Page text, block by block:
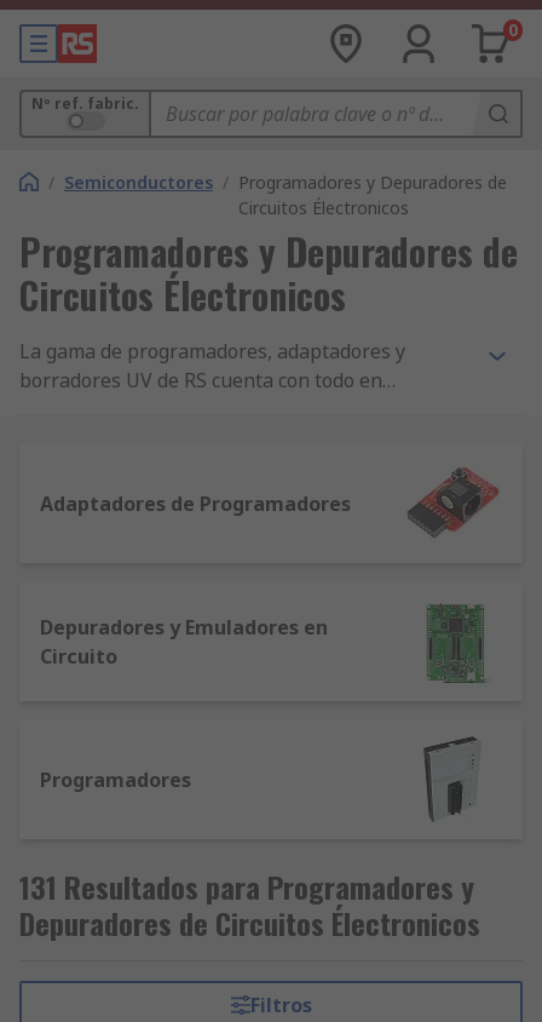
0
Nº ref. fabric.
/ Semiconductores / Programadores y Depuradores de
Circuitos Électronicos
Programadores y Depuradores de
Circuitos Électronicos
La gama de programadores, adaptadores y
borradores UV de RS cuenta con todo en
con marcas líderes como Dataman, Lloyd
entrar en Designspark a través de nuestro portal
de electrónica para estar siempre bien informado
sobre las últimas novedades en Electrónica de los
Adaptadores de Programadores
Depuradores y Emuladores en
Circuito
Programadores
131 Resultados para Programadores y
Depuradores de Circuitos Électronicos
Filtros